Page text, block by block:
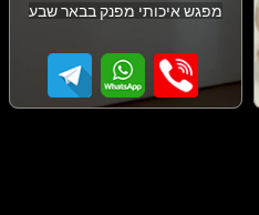
מפגש איכותי מפנק בבאר שבע